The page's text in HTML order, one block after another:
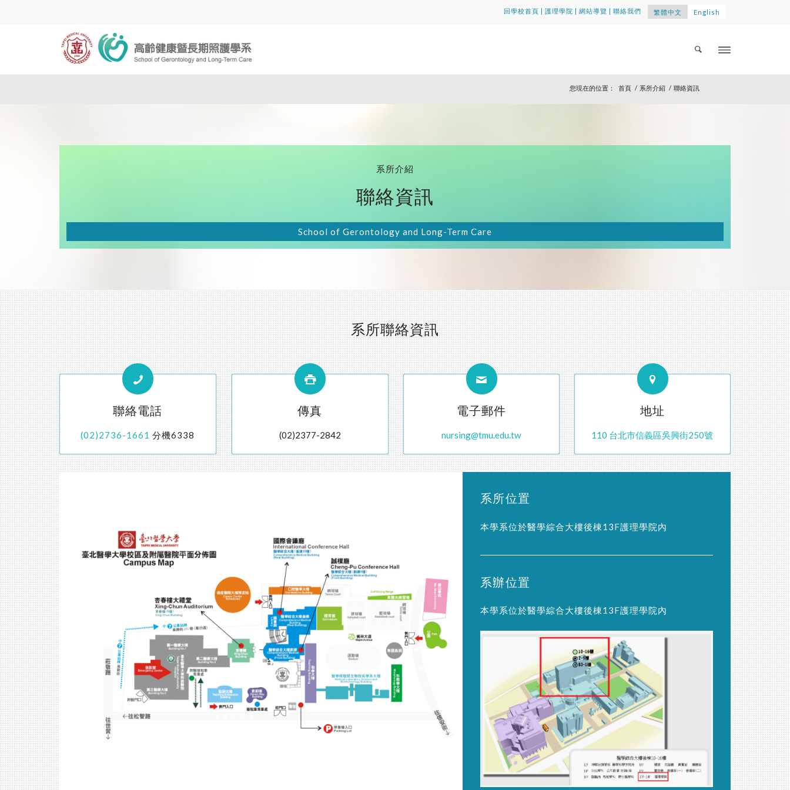
回學校首頁 |護理學院 |網站導覽 |聯絡我們 繁體中文 English
您現在的位置： 首頁 / 系所介紹 / 聯絡資訊
系所介紹
聯絡資訊
School of Gerontology and Long-Term Care
系所聯絡資訊
聯絡電話
(02)2736-1661 分機6338
傳真
(02)2377-2842
電子郵件
nursing@tmu.edu.tw
地址
110 台北市信義區吳興街250號
系所位置
本學系位於醫學綜合大樓後棟13F護理學院內
系辦位置
本學系位於醫學綜合大樓後棟13F護理學院內